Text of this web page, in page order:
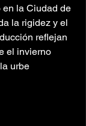
en la Ciudad de
la rigidez y el
reflejan
el invierno
urbe